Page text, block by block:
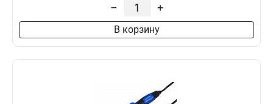
– +
В корзину